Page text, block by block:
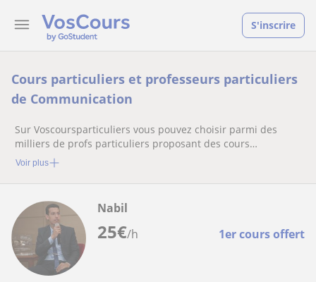
S'inscrire
Cours particuliers et professeurs particuliers
de Communication
Sur Voscoursparticuliers vous pouvez choisir parmi des
milliers de profs particuliers proposant des cours
particuliers
Voir plus
25€/h 1er cours offert
Nabil